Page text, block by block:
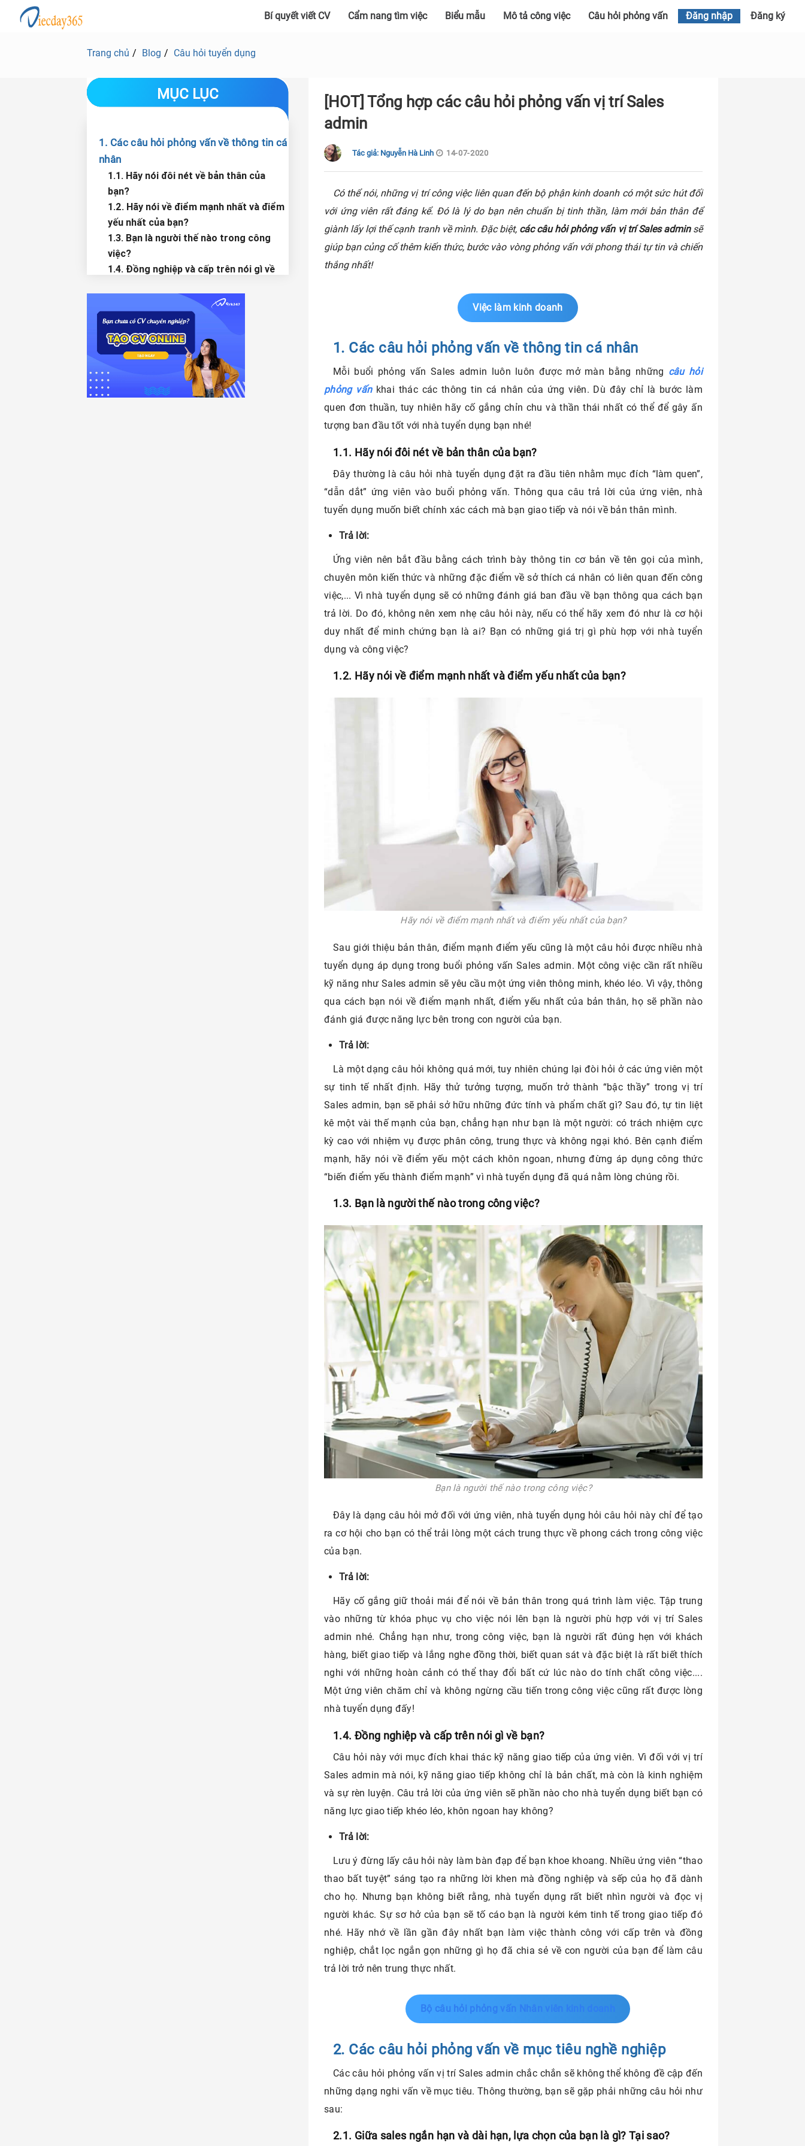
Bí quyết viết CV Cẩm nang tìm việc Biểu mẫu Mô tả công việc Câu hỏi phỏng vấn Đăng nhập Đăng ký
Trang chủ Blog Câu hỏi tuyển dụng
[HOT] Tổng hợp các câu hỏi phỏng vấn vị trí Sales
admin
Tác giả: Nguyễn Hà Linh 14-07-2020
Có thể nói, những vị trí công việc liên quan đến bộ phận kinh doanh có một sức hút đối
với ứng viên rất đáng kể. Đó là lý do bạn nên chuẩn bị tinh thần, làm mới bản thân để
giành lấy lợi thế cạnh tranh về mình. Đặc biệt, các câu hỏi phỏng vấn vị trí Sales admin sẽ
giúp bạn củng cố thêm kiến thức, bước vào vòng phỏng vấn với phong thái tự tin và chiến
thắng nhất!
MỤC LỤC
1. Các câu hỏi phỏng vấn về thông tin cá
nhân
1.1. Hãy nói đôi nét về bản thân của
bạn?
1.2. Hãy nói về điểm mạnh nhất và điểm
yếu nhất của bạn?
1.3. Bạn là người thế nào trong công
việc?
1.4. Đồng nghiệp và cấp trên nói gì về
2. Các câu hỏi phỏng vấn về mục tiêu
nghề nghiệp
2.1. Giữa sales ngắn hạn và dài hạn, lựa
chọn của bạn là gì? Tại sao?
2.2. Mục tiêu của bạn trong 5 năm tiếp
theo là gì?
2.3. Bạn sẽ dự định làm gì trong tháng
Việc làm kinh doanh
1. Các câu hỏi phỏng vấn về thông tin cá nhân
Mỗi buổi phỏng vấn Sales admin luôn luôn được mở màn bằng những câu hỏi
phỏng vấnkhai thác các thông tin cá nhân của ứng viên. Dù đây chỉ là bước làm
quen đơn thuần, tuy nhiên hãy cố gắng chỉn chu và thần thái nhất có thể để gây ấn
tượng ban đầu tốt với nhà tuyển dụng bạn nhé!
1.1. Hãy nói đôi nét về bản thân của bạn?
Đây thường là câu hỏi nhà tuyển dụng đặt ra đầu tiên nhằm mục đích “làm quen”,
“dẫn dắt” ứng viên vào buổi phỏng vấn. Thông qua câu trả lời của ứng viên, nhà
tuyển dụng muốn biết chính xác cách mà bạn giao tiếp và nói về bản thân mình.
Trả lời:
Ứng viên nên bắt đầu bằng cách trình bày thông tin cơ bản về tên gọi của mình,
chuyên môn kiến thức và những đặc điểm về sở thích cá nhân có liên quan đến công
việc,... Vì nhà tuyển dụng sẽ có những đánh giá ban đầu về bạn thông qua cách bạn
trả lời. Do đó, không nên xem nhẹ câu hỏi này, nếu có thể hãy xem đó như là cơ hội
duy nhất để minh chứng bạn là ai? Bạn có những giá trị gì phù hợp với nhà tuyển
dụng và công việc?
1.2. Hãy nói về điểm mạnh nhất và điểm yếu nhất của bạn?
Hãy nói về điểm mạnh nhất và điểm yếu nhất của bạn?
Sau giới thiệu bản thân, điểm mạnh điểm yếu cũng là một câu hỏi được nhiều nhà
tuyển dụng áp dụng trong buổi phỏng vấn Sales admin. Một công việc cần rất nhiều
kỹ năng như Sales admin sẽ yêu cầu một ứng viên thông minh, khéo léo. Vì vậy, thông
qua cách bạn nói về điểm mạnh nhất, điểm yếu nhất của bản thân, họ sẽ phần nào
đánh giá được năng lực bên trong con người của bạn.
Trả lời:
Là một dạng câu hỏi không quá mới, tuy nhiên chúng lại đòi hỏi ở các ứng viên một
sự tinh tế nhất định. Hãy thử tưởng tượng, muốn trở thành “bậc thầy” trong vị trí
Sales admin, bạn sẽ phải sở hữu những đức tính và phẩm chất gì? Sau đó, tự tin liệt
kê một vài thế mạnh của bạn, chẳng hạn như bạn là một người: có trách nhiệm cực
kỳ cao với nhiệm vụ được phân công, trung thực và không ngại khó. Bên cạnh điểm
mạnh, hãy nói về điểm yếu một cách khôn ngoan, nhưng đừng áp dụng công thức
“biến điểm yếu thành điểm mạnh” vì nhà tuyển dụng đã quá nằm lòng chúng rồi.
1.3. Bạn là người thế nào trong công việc?
Bạn là người thế nào trong công việc?
Đây là dạng câu hỏi mở đối với ứng viên, nhà tuyển dụng hỏi câu hỏi này chỉ để tạo
ra cơ hội cho bạn có thể trải lòng một cách trung thực về phong cách trong công việc
của bạn.
Trả lời:
Hãy cố gắng giữ thoải mái để nói về bản thân trong quá trình làm việc. Tập trung
vào những từ khóa phục vụ cho việc nói lên bạn là người phù hợp với vị trí Sales
admin nhé. Chẳng hạn như, trong công việc, bạn là người rất đúng hẹn với khách
hàng, biết giao tiếp và lắng nghe đồng thời, biết quan sát và đặc biệt là rất biết thích
nghi với những hoàn cảnh có thể thay đổi bất cứ lúc nào do tính chất công việc....
Một ứng viên chăm chỉ và không ngừng cầu tiến trong công việc cũng rất được lòng
nhà tuyển dụng đấy!
1.4. Đồng nghiệp và cấp trên nói gì về bạn?
Câu hỏi này với mục đích khai thác kỹ năng giao tiếp của ứng viên. Vì đối với vị trí
Sales admin mà nói, kỹ năng giao tiếp không chỉ là bản chất, mà còn là kinh nghiệm
và sự rèn luyện. Câu trả lời của ứng viên sẽ phần nào cho nhà tuyển dụng biết bạn có
năng lực giao tiếp khéo léo, khôn ngoan hay không?
Trả lời:
Lưu ý đừng lấy câu hỏi này làm bàn đạp để bạn khoe khoang. Nhiều ứng viên “thao
thao bất tuyệt” sáng tạo ra những lời khen mà đồng nghiệp và sếp của họ đã dành
cho họ. Nhưng bạn không biết rằng, nhà tuyển dụng rất biết nhìn người và đọc vị
người khác. Sự sơ hở của bạn sẽ tố cáo bạn là người kém tinh tế trong giao tiếp đó
nhé. Hãy nhớ về lần gần đây nhất bạn làm việc thành công với cấp trên và đồng
nghiệp, chắt lọc ngắn gọn những gì họ đã chia sẻ về con người của bạn để làm câu
trả lời trở nên trung thực nhất.
Bộ câu hỏi phỏng vấn Nhân viên kinh doanh
2. Các câu hỏi phỏng vấn về mục tiêu nghề nghiệp
Các câu hỏi phỏng vấn vị trí Sales admin chắc chắn sẽ không thể không đề cập đến
những dạng nghi vấn về mục tiêu. Thông thường, bạn sẽ gặp phải những câu hỏi như
sau:
2.1. Giữa sales ngắn hạn và dài hạn, lựa chọn của bạn là gì? Tại sao?